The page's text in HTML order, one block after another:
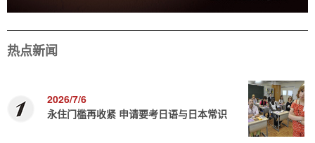
热点新闻
2026/7/6
永住门槛再收紧 申请要考日语与日本常识